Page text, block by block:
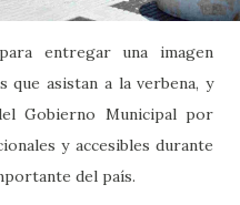
entregar una imagen
que asistan a la verbena, y
Gobierno Municipal por
y accesibles durante
del país.